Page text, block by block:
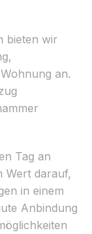
bieten wir
an.
Tag an
Wert darauf,
in einem
Anbindung